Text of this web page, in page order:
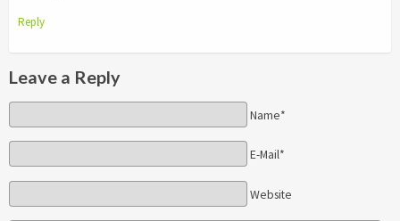
Reply
Leave a Reply
Name*
E-Mail*
Website